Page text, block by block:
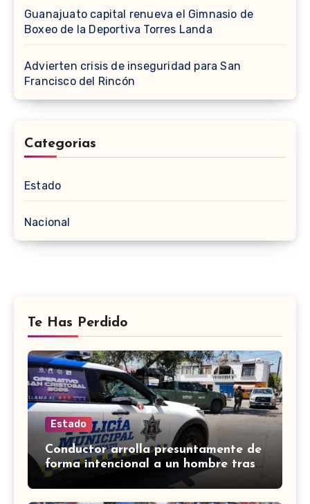
Guanajuato capital renueva el Gimnasio de
Boxeo de la Deportiva Torres Landa
Advierten crisis de inseguridad para San
Francisco del Rincón
Categorias
Estado
Nacional
Te Has Perdido
Estado
Conductor arrolla presuntamente de
forma intencional a un hombre tras
una riña en Celaya